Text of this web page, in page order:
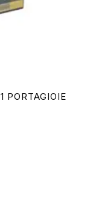
PORTAGIOIE